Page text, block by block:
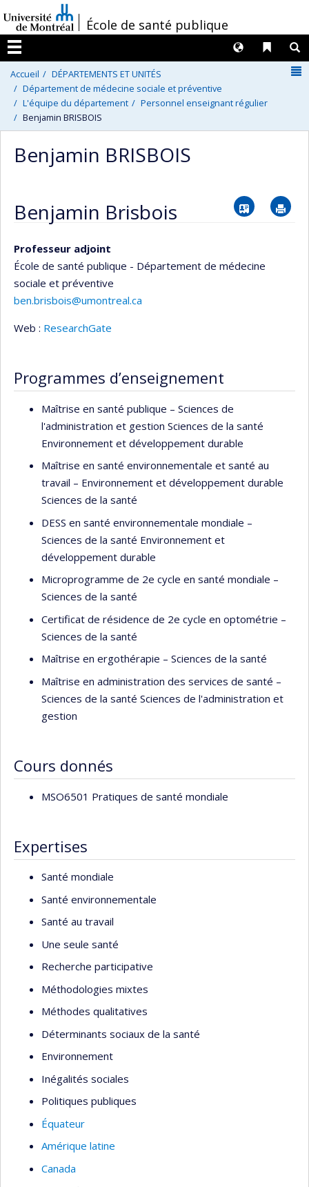
au
contenu
/École de santé publique
Menu
Liens
Langues
Accueil
DÉPARTEMENTS ET UNITÉS
Département de médecine sociale et préventive
L'équipe du département
Personnel enseignant régulier
Benjamin BRISBOIS
Benjamin BRISBOIS
Benjamin Brisbois Vcard
Professeur adjoint
École de santé publique - Département de médecine
sociale et préventive
ben.brisbois@umontreal.ca
Web : ResearchGate
Programmes d’enseignement
Maîtrise en santé publique – Sciences de
l'administration et gestion Sciences de la santé
Environnement et développement durable
Maîtrise en santé environnementale et santé au
travail – Environnement et développement durable
Sciences de la santé
DESS en santé environnementale mondiale –
Sciences de la santé Environnement et
développement durable
Microprogramme de 2e cycle en santé mondiale –
Sciences de la santé
Certificat de résidence de 2e cycle en optométrie –
Sciences de la santé
Maîtrise en ergothérapie – Sciences de la santé
Maîtrise en administration des services de santé –
Sciences de la santé Sciences de l'administration et
gestion
Cours donnés
MSO6501 Pratiques de santé mondiale
Expertises
Santé mondiale
Santé environnementale
Santé au travail
Une seule santé
Recherche participative
Méthodologies mixtes
Méthodes qualitatives
Déterminants sociaux de la santé
Environnement
Inégalités sociales
Politiques publiques
Équateur
Amérique latine
Canada